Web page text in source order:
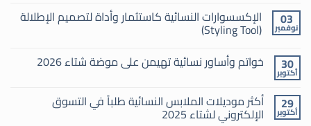
تعليقات
على
الإكسسوارات
2026
فن
الأناقة
03
نوفمبر
الإكسسوارات النسائية كاستثمار وأداة لتصميم الإطلالة
(Styling Tool)
تعليقات
على
كاستثمار
وأداة
لتصميم
30
أكتوبر
خواتم وأساور نسائية تهيمن على موضة شتاء 2026
تعليقات
على
خواتم
وأساور
29
أكتوبر
أكثر موديلات الملابس النسائية طلباً في التسوق
الإلكتروني لشتاء 2025